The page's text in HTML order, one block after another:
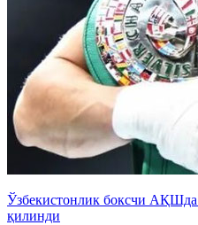
Ўзбекистонлик боксчи АҚШда
қилинди